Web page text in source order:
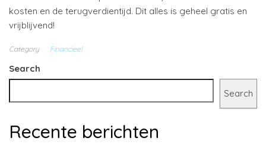
kosten en de terugverdientijd. Dit alles is geheel gratis en
vrijblijvend!
Category Financieel
Search
Search
Recente berichten